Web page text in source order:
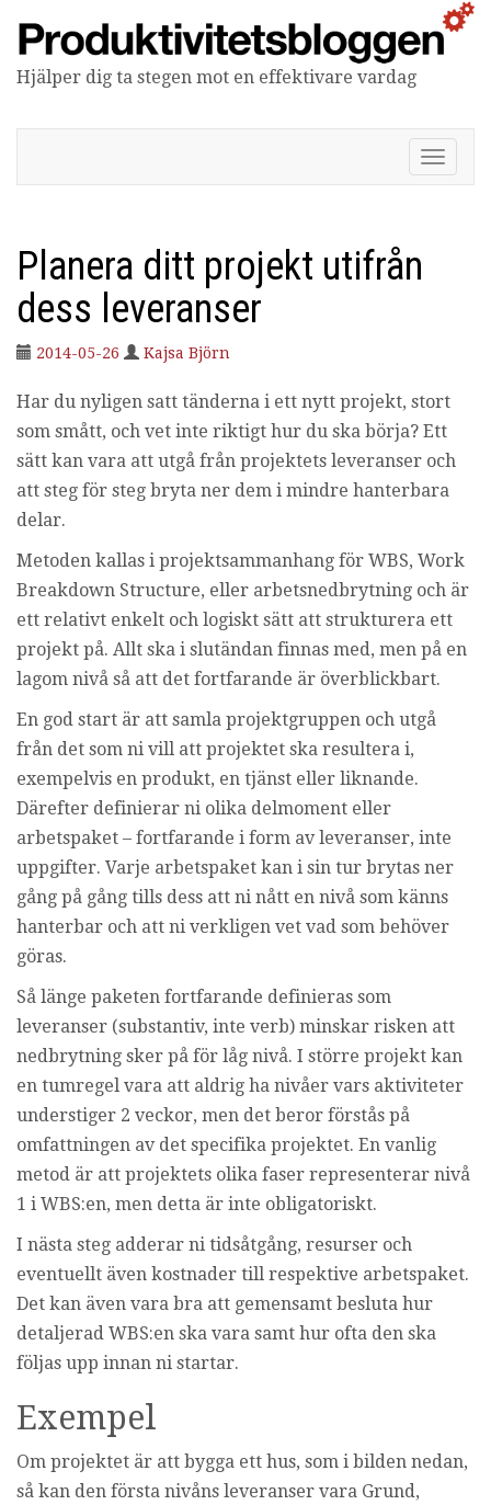
Hjälper dig ta stegen mot en effektivare vardag
V
i
v
i
e
r
g
Planera ditt projekt utifrån
dess leveranser
2014-05-26 Kajsa Björn
Har du nyligen satt tänderna i ett nytt projekt, stort
som smått, och vet inte riktigt hur du ska börja? Ett
sätt kan vara att utgå från projektets leveranser och
att steg för steg bryta ner dem i mindre hanterbara
delar.
Metoden kallas i projektsammanhang för WBS, Work
Breakdown Structure, eller arbetsnedbrytning och är
ett relativt enkelt och logiskt sätt att strukturera ett
projekt på. Allt ska i slutändan finnas med, men på en
lagom nivå så att det fortfarande är överblickbart.
En god start är att samla projektgruppen och utgå
från det som ni vill att projektet ska resultera i,
exempelvis en produkt, en tjänst eller liknande.
Därefter definierar ni olika delmoment eller
arbetspaket – fortfarande i form av leveranser, inte
uppgifter. Varje arbetspaket kan i sin tur brytas ner
gång på gång tills dess att ni nått en nivå som känns
hanterbar och att ni verkligen vet vad som behöver
göras.
Så länge paketen fortfarande definieras som
leveranser (substantiv, inte verb) minskar risken att
nedbrytning sker på för låg nivå. I större projekt kan
en tumregel vara att aldrig ha nivåer vars aktiviteter
understiger 2 veckor, men det beror förstås på
omfattningen av det specifika projektet. En vanlig
metod är att projektets olika faser representerar nivå
1 i WBS:en, men detta är inte obligatoriskt.
I nästa steg adderar ni tidsåtgång, resurser och
eventuellt även kostnader till respektive arbetspaket.
Det kan även vara bra att gemensamt besluta hur
detaljerad WBS:en ska vara samt hur ofta den ska
följas upp innan ni startar.
Exempel
Om projektet är att bygga ett hus, som i bilden nedan,
så kan den första nivåns leveranser vara Grund,